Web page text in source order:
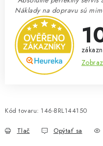
Náklady na dopravu sú
Kód tovaru: 146-BRL144150
Tlač Opýtať sa